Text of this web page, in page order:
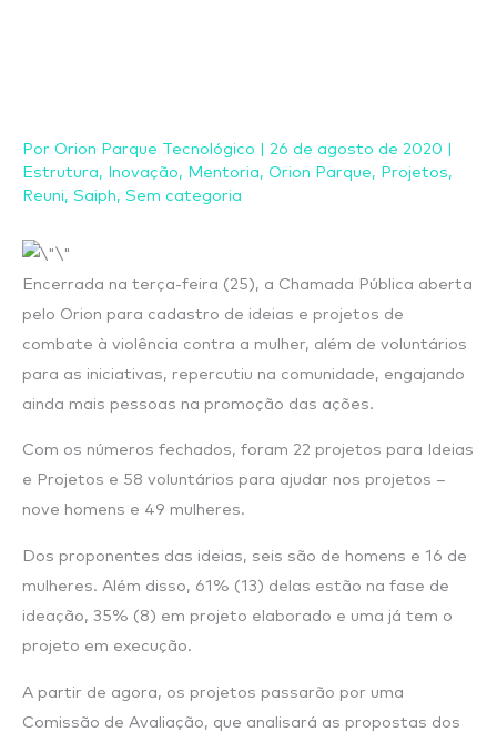
Por Orion Parque Tecnológico | 26 de agosto de 2020 |
Estrutura, Inovação, Mentoria, Orion Parque, Projetos,
Reuni, Saiph, Sem categoria
Encerrada na terça-feira (25), a Chamada Pública aberta
pelo Orion para cadastro de ideias e projetos de
combate à violência contra a mulher, além de voluntários
para as iniciativas, repercutiu na comunidade, engajando
ainda mais pessoas na promoção das ações.
Com os números fechados, foram 22 projetos para Ideias
e Projetos e 58 voluntários para ajudar nos projetos –
nove homens e 49 mulheres.
Dos proponentes das ideias, seis são de homens e 16 de
mulheres. Além disso, 61% (13) delas estão na fase de
ideação, 35% (8) em projeto elaborado e uma já tem o
projeto em execução.
A partir de agora, os projetos passarão por uma
Comissão de Avaliação, que analisará as propostas dos